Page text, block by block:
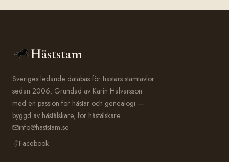
Häststam
Sveriges ledande databas för hästars stamtavlor
sedan 2006. Grundad av Karin Halvarsson
med en passion för hästar och genealogi —
byggd av hästälskare, för hästälskare.
info@haststam.se
Facebook